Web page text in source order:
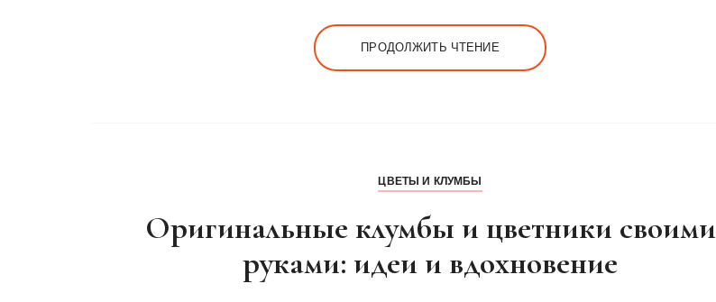
ПРОДОЛЖИТЬ ЧТЕНИЕ
ЦВЕТЫ И КЛУМБЫ
Оригинальные клумбы и цветники своими
руками: идеи и вдохновение